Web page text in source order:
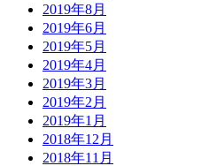
2019年8月
2019年6月
2019年5月
2019年4月
2019年3月
2019年2月
2019年1月
2018年12月
2018年11月